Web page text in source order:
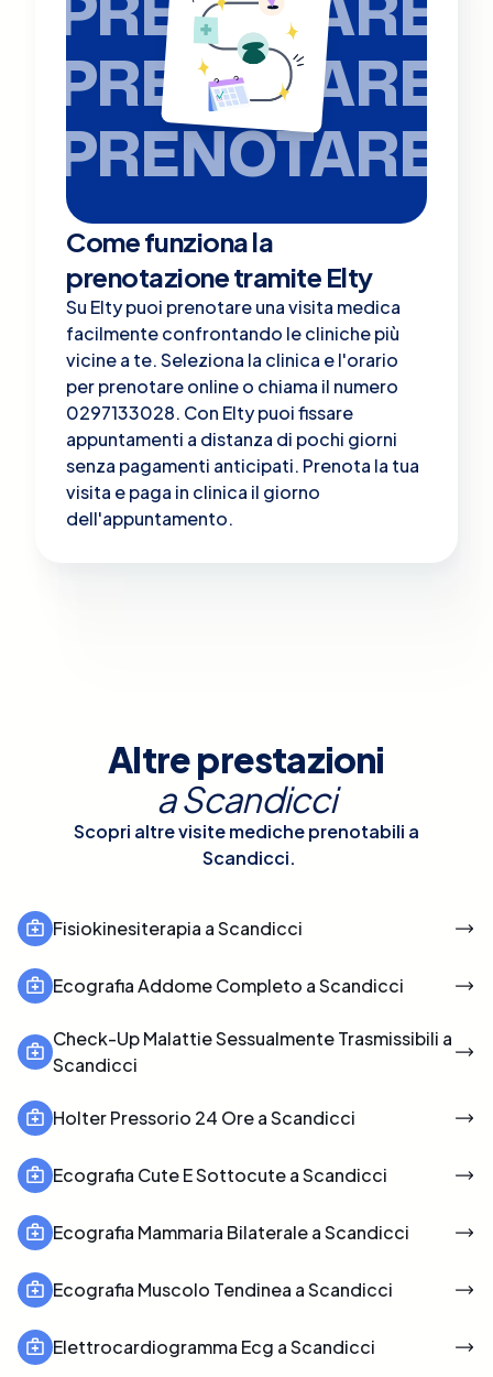
PRENOTARE
PRENOTARE
Come funziona la
prenotazione tramite Elty
Su Elty puoi prenotare una visita medica
facilmente confrontando le cliniche più
vicine a te. Seleziona la clinica e l'orario
per prenotare online o chiama il numero
0297133028. Con Elty puoi fissare
appuntamenti a distanza di pochi giorni
senza pagamenti anticipati. Prenota la tua
visita e paga in clinica il giorno
dell'appuntamento.
Altre prestazioni
aScandicci
Scopri altre visite mediche prenotabili a
Scandicci.
Fisiokinesiterapia a Scandicci
Ecografia Addome Completo a Scandicci
Check-Up Malattie Sessualmente Trasmissibili a
Scandicci
Holter Pressorio 24 Ore a Scandicci
Ecografia Cute E Sottocute a Scandicci
Ecografia Mammaria Bilaterale a Scandicci
Ecografia Muscolo Tendinea a Scandicci
Elettrocardiogramma Ecg a Scandicci